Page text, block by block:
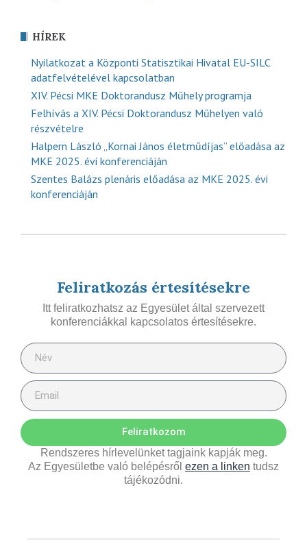
HÍREK
Nyilatkozat a Központi Statisztikai Hivatal EU-SILC
adatfelvételével kapcsolatban
XIV. Pécsi MKE Doktorandusz Műhely programja
Felhívás a XIV. Pécsi Doktorandusz Műhelyen való
részvételre
Halpern László „Kornai János életműdíjas” előadása az
MKE 2025. évi konferenciáján
Szentes Balázs plenáris előadása az MKE 2025. évi
konferenciáján
Feliratkozás értesítésekre
Itt feliratkozhatsz az Egyesület által szervezett
konferenciákkal kapcsolatos értesítésekre.
Feliratkozom
Rendszeres hírlevelünket tagjaink kapják meg.
Az Egyesületbe való belépésről ezen a linken tudsz
tájékozódni.